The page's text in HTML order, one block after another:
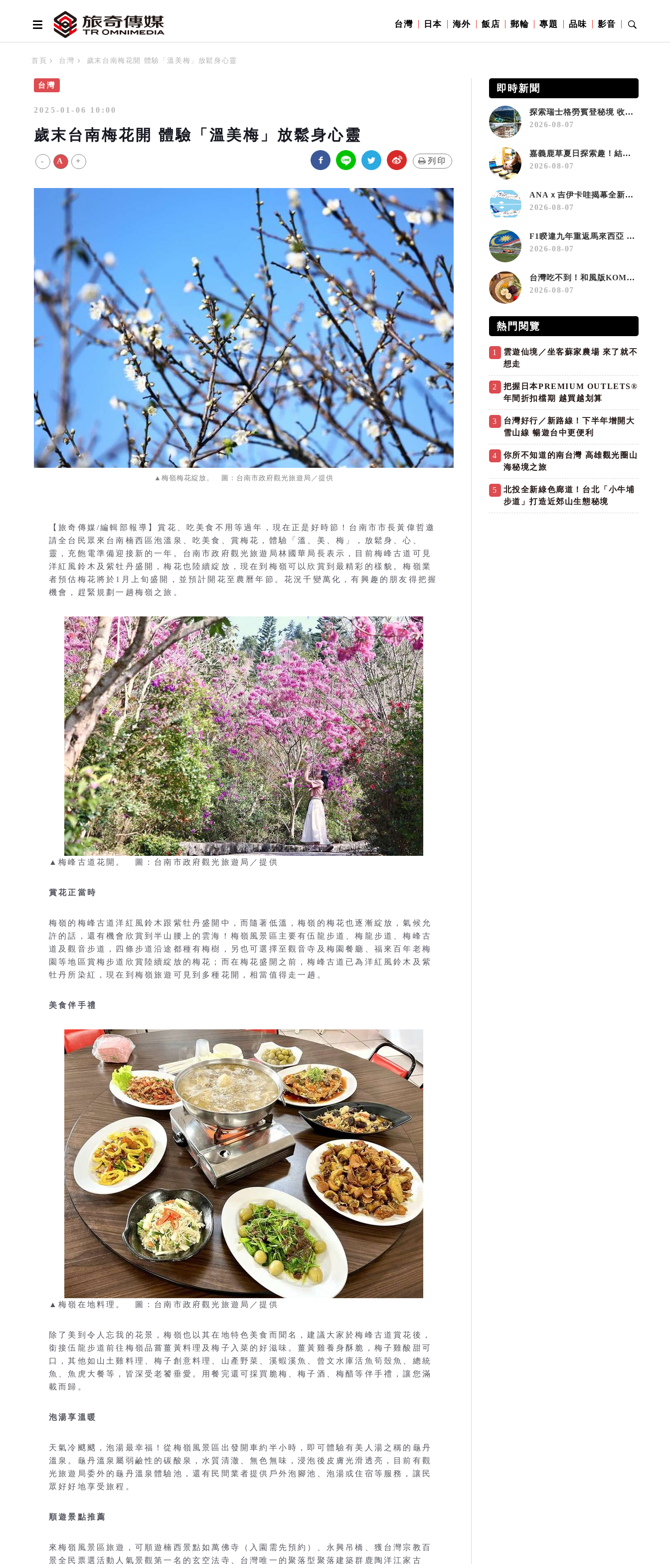
台灣 日本 海外 飯店 郵輪 專題 品味 影音
首頁 台灣 歲末台南梅花開 體驗「溫美梅」放鬆身心靈
台灣
2025-01-06 10:00
歲末台南梅花開 體驗「溫美梅」放鬆身心靈
- A + 列印
▲梅嶺梅花綻放。 圖：台南市政府觀光旅遊局／提供
【旅奇傳媒/編輯部報導】賞花、吃美食不用等過年，現在正是好時節！台南市市長黃偉哲邀
請全台民眾來台南楠西區泡溫泉、吃美食、賞梅花，體驗「溫、美、梅」，放鬆身、心、
靈，充飽電準備迎接新的一年。台南市政府觀光旅遊局林國華局長表示，目前梅峰古道可見
洋紅風鈴木及紫牡丹盛開，梅花也陸續綻放，現在到梅嶺可以欣賞到最精彩的樣貌。梅嶺業
者預估梅花將於1月上旬盛開，並預計開花至農曆年節。花況千變萬化，有興趣的朋友得把握
機會，趕緊規劃一趟梅嶺之旅。
▲梅峰古道花開。 圖：台南市政府觀光旅遊局／提供
賞花正當時
梅嶺的梅峰古道洋紅風鈴木跟紫牡丹盛開中，而隨著低溫，梅嶺的梅花也逐漸綻放，氣候允
許的話，還有機會欣賞到半山腰上的雲海！梅嶺風景區主要有伍龍步道、梅龍步道、梅峰古
道及觀音步道，四條步道沿途都種有梅樹，另也可選擇至觀音寺及梅園餐廳、福來百年老梅
園等地區賞梅步道欣賞陸續綻放的梅花；而在梅花盛開之前，梅峰古道已為洋紅風鈴木及紫
牡丹所染紅，現在到梅嶺旅遊可見到多種花開，相當值得走一趟。
美食伴手禮
▲梅嶺在地料理。 圖：台南市政府觀光旅遊局／提供
除了美到令人忘我的花景，梅嶺也以其在地特色美食而聞名，建議大家於梅峰古道賞花後，
銜接伍龍步道前往梅嶺品嘗薑黃料理及梅子入菜的好滋味。薑黃雞養身酥脆，梅子雞酸甜可
口，其他如山土雞料理、梅子創意料理、山產野菜、溪蝦溪魚、曾文水庫活魚筍殼魚、總統
魚、魚虎大餐等，皆深受老饕垂愛。用餐完還可採買脆梅、梅子酒、梅醋等伴手禮，讓您滿
載而歸。
泡湯享溫暖
天氣冷颼颼，泡湯最幸福！從梅嶺風景區出發開車約半小時，即可體驗有美人湯之稱的龜丹
溫泉。龜丹溫泉屬弱鹼性的碳酸泉，水質清澈、無色無味，浸泡後皮膚光滑透亮，目前有觀
光旅遊局委外的龜丹溫泉體驗池，還有民間業者提供戶外泡腳池、泡湯或住宿等服務，讓民
眾好好地享受旅程。
順遊景點推薦
來梅嶺風景區旅遊，可順遊楠西景點如萬佛寺（入園需先預約）、永興吊橋、獲台灣宗教百
景全民票選活動人氣景觀第一名的玄空法寺、台灣唯一的聚落型聚落建築群鹿陶洋江家古
即時新聞
探索瑞士格勞賓登秘境 收藏六種阿爾卑斯夏日療癒之旅
2026-08-07
嘉義鹿草夏日探索趣！結合科學、農場與自然的親子小旅行
2026-08-07
ANAｘ吉伊卡哇揭幕全新彩繪機「Chiikawa JET」
2026-08-07
F1睽違九年重返馬來西亞 三大國際賽事打造10月運動旅遊熱潮 賽車、自行車、路跑同週登場
2026-08-07
台灣吃不到！和風版KOMEDA咖啡讓你吃遍名古屋在地美食
2026-08-07
熱門閱覽
1
雲遊仙境／坐客蘇家農場 來了就不
想走
2
把握日本PREMIUM OUTLETS®
年間折扣檔期 越買越划算
3
台灣好行／新路線！下半年增開大
雪山線 暢遊台中更便利
4
你所不知道的南台灣 高雄觀光圈山
海秘境之旅
5
北投全新綠色廊道！台北「小牛埔
步道」打造近郊山生態秘境